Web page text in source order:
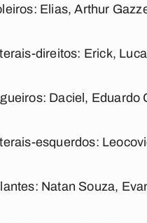
Elias, Arthur
direitos: Erick,
Daciel, Eduardo
esquerdos:
Natan Souza,